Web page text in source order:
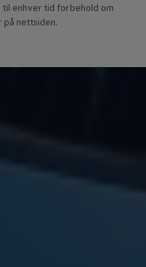
til enhver tid forbehold om
på nettsiden.